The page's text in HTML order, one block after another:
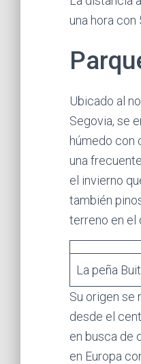
una hora con
Ubicado al
Segovia, se
húmedo con
una
el invierno
también
terreno en el
La peña
Su origen se
desde el
en busca de
en Europa